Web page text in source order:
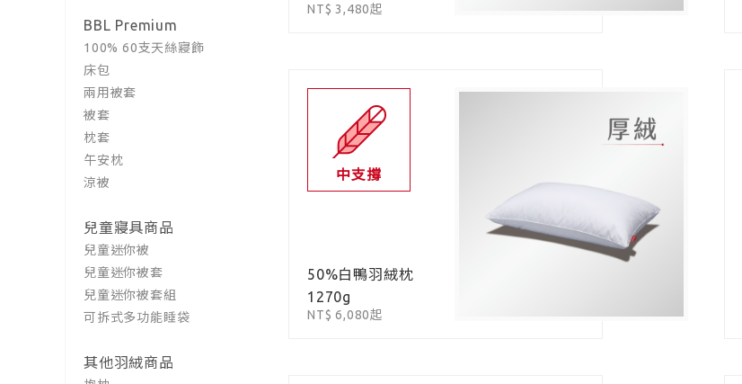
BBL Premium
100% 60支天絲寢飾
床包
兩用被套
被套
枕套
午安枕
涼被
兒童寢具商品
兒童迷你被
兒童迷你被套
兒童迷你被套組
可拆式多功能睡袋
其他羽絨商品
NT$ 3,480起
中支撐
50%白鴨羽絨枕
1270g
NT$ 6,080起